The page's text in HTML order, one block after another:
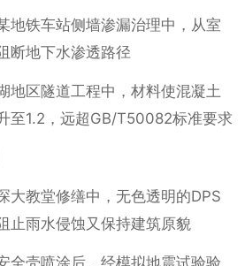
地铁车站侧墙渗漏治理中，从室
断地下水渗透路径
地区隧道工程中，材料使混凝土
至1.2，远超GB/T50082标准要求
大教堂修缮中，无色透明的DPS
止雨水侵蚀又保持建筑原貌